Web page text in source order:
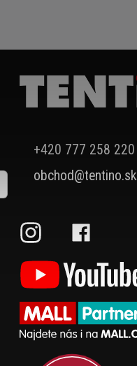
+420 777 258 220
obchod@tentino.sk